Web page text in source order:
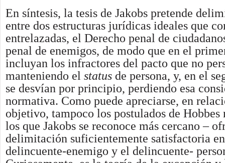
En síntesis, la tesis de Jakobs pretende
entre dos estructuras jurídicas ideales que
entrelazadas, el Derecho penal de
penal de enemigos, de modo que en el
incluyan los infractores del pacto que no
manteniendo el status de persona, y, en el
se desvían por principio, perdiendo esa
normativa. Como puede apreciarse, en
objetivo, tampoco los postulados de
los que Jakobs se reconoce más cercano –
delimitación suficientemente satisfactoria
delincuente-enemigo y el delincuente-